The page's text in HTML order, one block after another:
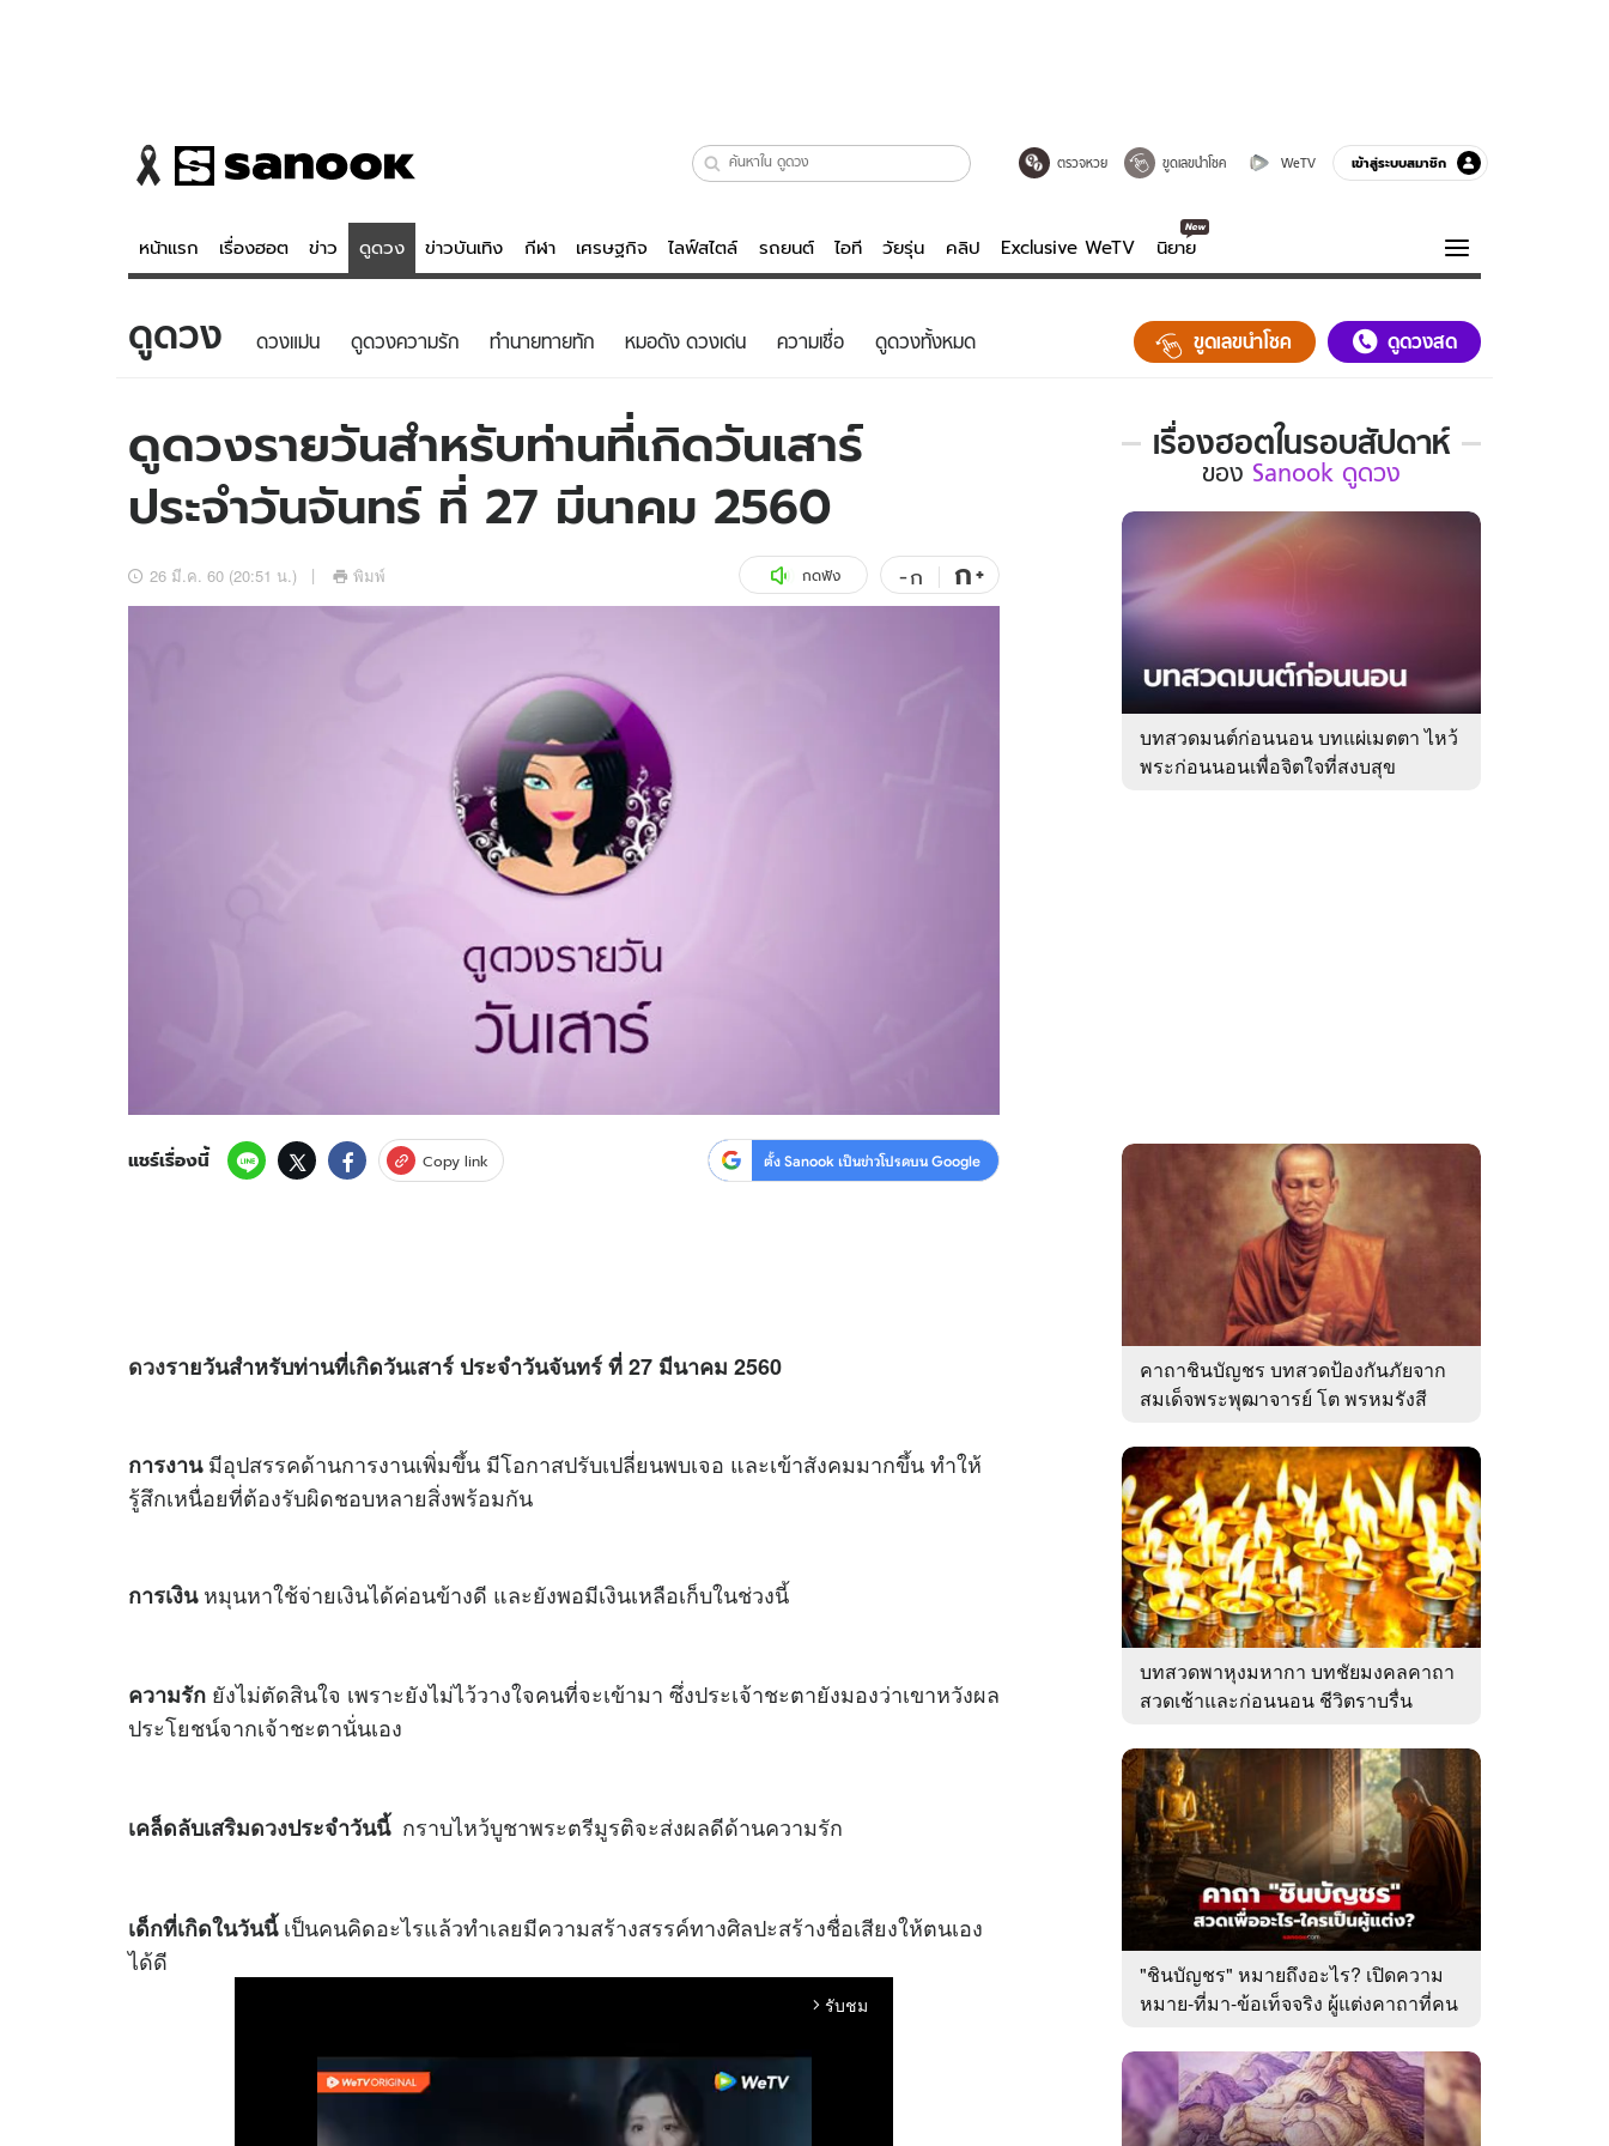
ตรวจหวย ขูดเลขนำโชค WeTV เข้าสู่ระบบสมาชิก
หน้าแรก เรื่องฮอต ข่าว ดูดวง ข่าวบันเทิง กีฬา เศรษฐกิจ ไลฟ์สไตล์ รถยนต์ ไอที วัยรุ่น คลิป Exclusive WeTV นิยาย
ข่าว
ข่าวบันเทิง
ข่าวกีฬา
ข่าวเศรษฐกิจ
อัปเดตจีน
เช็กข่าวชัวร์
ดูดวง - ตรวจหวย
สถิติหวยไทย
หวยลาว
ไลฟ์สไตล์
วัยรุ่น
ไอที
รถยนต์
สุขภาพ
เที่ยว-กิน
ดูทีวี
WeTV
ความรู้รอบตัว
ฮาวทู
ติดตามสนุกโซเชียลได้ที่
ดูดวง ดวงแม่น ดูดวงความรัก ทํานายทายทัก หมอดัง ดวงเด่น ความเชื่อ ดูดวงทั้งหมด ขูดเลขนำโชค ดูดวงสด
ดูดวงรายวันสำหรับท่านที่เกิดวันเสาร์
ประจำวันจันทร์ ที่ 27 มีนาคม 2560
26 มี.ค. 60 (20:51 น.) พิมพ์ กดฟัง -ก ก+
แชร์เรื่องนี้ Copy link ตั้ง Sanook เป็นข่าวโปรดบน Google
ดวงรายวันสำหรับท่านที่เกิดวันเสาร์ ประจำวันจันทร์ ที่ 27 มีนาคม 2560
การงานมีอุปสรรคด้านการงานเพิ่มขึ้น มีโอกาสปรับเปลี่ยนพบเจอ และเข้าสังคมมากขึ้น ทำให้
รู้สึกเหนื่อยที่ต้องรับผิดชอบหลายสิ่งพร้อมกัน
การเงินหมุนหาใช้จ่ายเงินได้ค่อนข้างดี และยังพอมีเงินเหลือเก็บในช่วงนี้
ความรัก ยังไม่ตัดสินใจ เพราะยังไม่ไว้วางใจคนที่จะเข้ามา ซึ่งประเจ้าชะตายังมองว่าเขาหวังผล
ประโยชน์จากเจ้าชะตานั่นเอง
เคล็ดลับเสริมดวงประจำวันนี้กราบไหว้บูชาพระตรีมูรติจะส่งผลดีด้านความรัก
เด็กที่เกิดในวันนี้เป็นคนคิดอะไรแล้วทำเลยมีความสร้างสรรค์ทางศิลปะสร้างชื่อเสียงให้ตนเอง
ได้ดี
arrow_forward_ios รับชม
เรื่องฮอตในรอบสัปดาห์
เรื่อง
ใน
รอบ
ของ
Sanook
ดูด
ของ Sanook ดูดวง
บทสวดมนต์ก่อนนอน บทแผ่เมตตา ไหว้
พระก่อนนอนเพื่อจิตใจที่สงบสุข
คาถาชินบัญชร บทสวดป้องกันภัยจาก
สมเด็จพระพุฒาจารย์ โต พรหมรังสี
บทสวดพาหุงมหากา บทชัยมงคลคาถา
สวดเช้าและก่อนนอน ชีวิตราบรื่น
"ชินบัญชร" หมายถึงอะไร? เปิดความ
หมาย-ที่มา-ข้อเท็จจริง ผู้แต่งคาถาที่คน